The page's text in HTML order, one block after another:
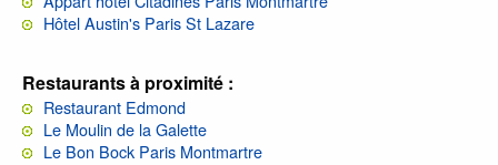
Hôtel Austin's Paris St Lazare
Restaurants à proximité :
Restaurant Edmond
Le Moulin de la Galette
Le Bon Bock Paris Montmartre